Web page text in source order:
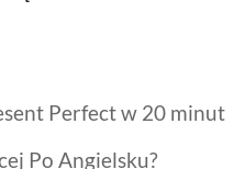
Perfect w 20 minut
Po Angielsku?